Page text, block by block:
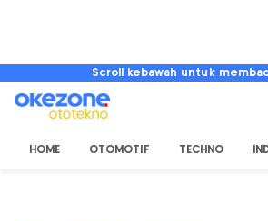
Scroll kebawah untuk
HOME OTOMOTIF TECHNO